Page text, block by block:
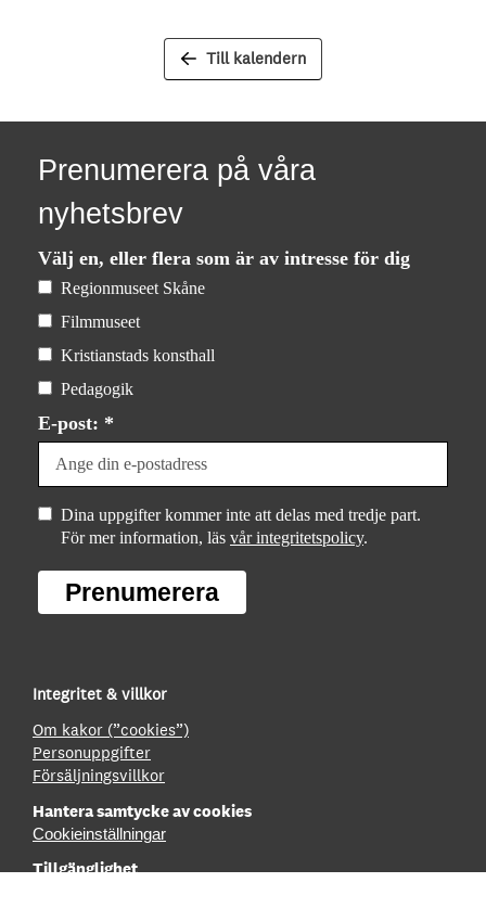
Till kalendern
Prenumerera på våra
nyhetsbrev
Välj en, eller flera som är av intresse för dig
Regionmuseet Skåne
Filmmuseet
Kristianstads konsthall
Pedagogik
E-post: *
Dina uppgifter kommer inte att delas med tredje part.
För mer information, läs vår integritetspolicy.
Prenumerera
Integritet & villkor
Om kakor (”cookies”)
Personuppgifter
Försäljningsvillkor
Hantera samtycke av cookies
Cookieinställningar
Tillgänglighet